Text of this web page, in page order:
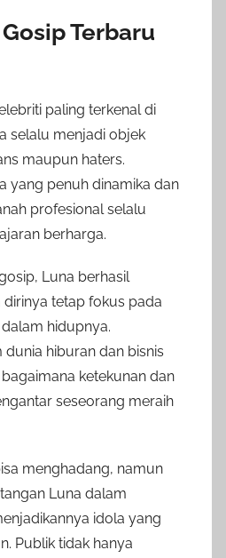
Terbaru
paling terkenal di
selalu menjadi objek
maupun haters.
yang penuh dinamika dan
profesional selalu
berharga.
Luna berhasil
tetap fokus pada
hidupnya.
hiburan dan bisnis
ketekunan dan
seseorang meraih
menghadang, namun
Luna dalam
idola yang
Publik tidak hanya